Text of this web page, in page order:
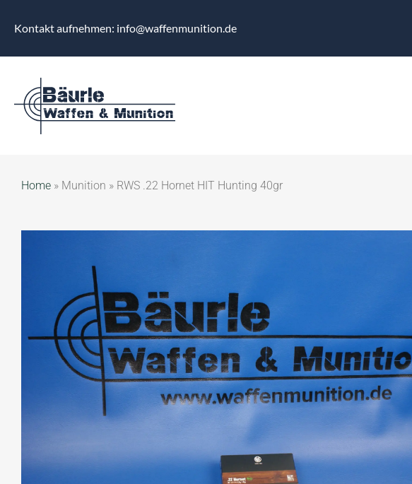
Kontakt aufnehmen: info@waffenmunition.de
Home » Munition » RWS .22 Hornet HIT Hunting 40gr